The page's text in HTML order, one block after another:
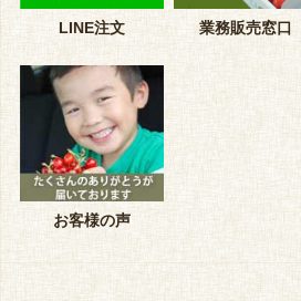
LINE注文 業務販売窓口
お客様の声